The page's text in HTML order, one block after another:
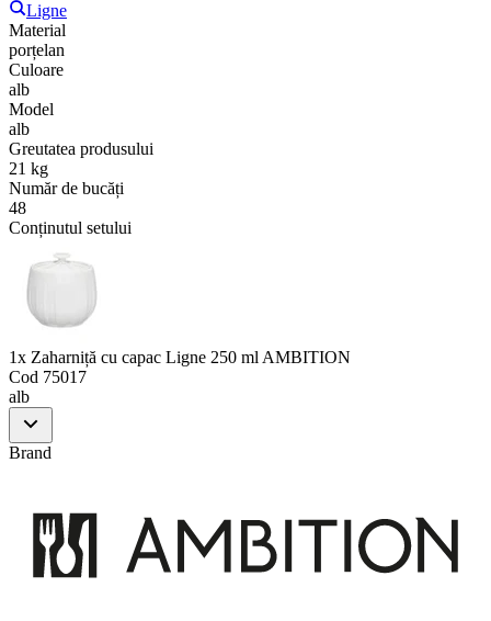
Ligne
Material
porțelan
Culoare
alb
Model
alb
Greutatea produsului
21 kg
Număr de bucăți
48
Conținutul setului
1x Zaharniță cu capac Ligne 250 ml AMBITION
Cod 75017
alb
Brand